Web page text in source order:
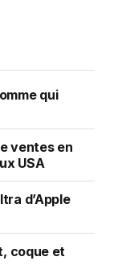
qui
ventes en
USA
d’Apple
coque et